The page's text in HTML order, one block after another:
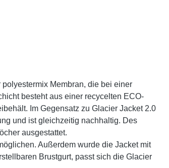
Membran, die bei einer
besteht aus einer recycelten ECO-
Im Gegensatz zu Glacier Jacket 2.0
und ist gleichzeitig nachhaltig. Des
ausgestattet.
Außerdem wurde die Jacket mit
Brustgurt, passt sich die Glacier